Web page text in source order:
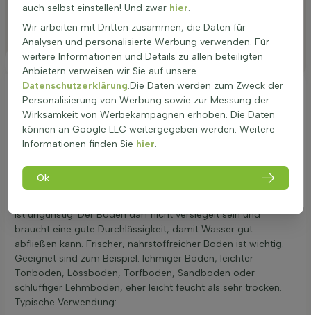
Platzierung
Düngen
Besonderheiten
Ideale Platzierung einer Cornus controversa
'Variegata'
Der Pagoden-Hartriegel (Cornus controversa 'Variegata')
Mehrstämmig wächst am besten an einem sonnigen bis
Tag. Dann bildet der Baum eine schöne, dichte Krone und
das weißbunte Laub zeigt klare Farben. Der Standort sollte
ist ungünstig. Der Boden darf nicht versiegelt sein und
braucht eine gute Durchlässigkeit, damit Wasser gut
abfließen kann. Frischer, nährstoffreicher Boden ist wichtig.
Geeignet sind zum Beispiel: lehmiger Boden, leichter
Tonboden, Lössboden, Torfboden, Sandboden oder
schluffiger Lehmboden, eher leicht feucht als sehr trocken.
Typische Verwendung:
auch selbst einstellen! Und zwar hier.
Wir arbeiten mit Dritten zusammen, die Daten für
Analysen und personalisierte Werbung verwenden. Für
weitere Informationen und Details zu allen beteiligten
Anbietern verweisen wir Sie auf unsere
Datenschutzerklärung.Die Daten werden zum Zweck der
Personalisierung von Werbung sowie zur Messung der
Wirksamkeit von Werbekampagnen erhoben. Die Daten
können an Google LLC weitergegeben werden. Weitere
Informationen finden Sie hier.
Ok